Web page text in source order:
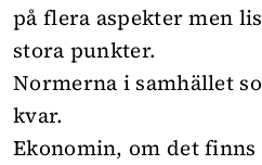
på flera aspekter men
stora punkter.
Normerna i samhället
kvar.
Ekonomin, om det